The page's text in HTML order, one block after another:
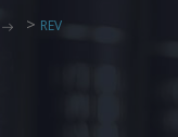
> REV